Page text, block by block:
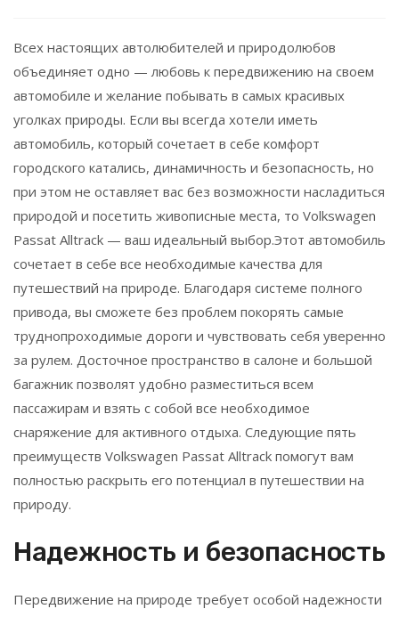
Всех настоящих автолюбителей и природолюбов
объединяет одно — любовь к передвижению на своем
автомобиле и желание побывать в самых красивых
уголках природы. Если вы всегда хотели иметь
автомобиль, который сочетает в себе комфорт
городского катались, динамичность и безопасность, но
при этом не оставляет вас без возможности насладиться
природой и посетить живописные места, то Volkswagen
Passat Alltrack — ваш идеальный выбор.Этот автомобиль
сочетает в себе все необходимые качества для
путешествий на природе. Благодаря системе полного
привода, вы сможете без проблем покорять самые
труднопроходимые дороги и чувствовать себя уверенно
за рулем. Досточное пространство в салоне и большой
багажник позволят удобно разместиться всем
пассажирам и взять с собой все необходимое
снаряжение для активного отдыха. Следующие пять
преимуществ Volkswagen Passat Alltrack помогут вам
полностью раскрыть его потенциал в путешествии на
природу.
Надежность и безопасность
Передвижение на природе требует особой надежности